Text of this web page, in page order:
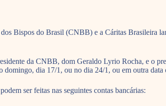
Bispos do Brasil (CNBB) e a Cáritas Brasileira
da CNBB, dom Geraldo Lyrio Rocha, e o
dia 17/1, ou no dia 24/1, ou em outra data
ser feitas nas seguintes contas bancárias: